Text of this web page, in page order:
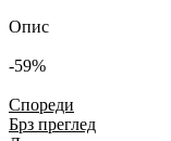
Опис
-59%
Спореди
Брз преглед